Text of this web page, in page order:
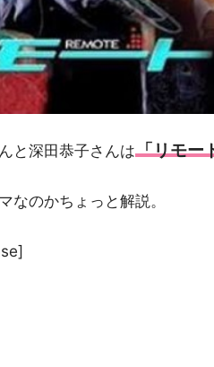
と深田恭子さんは「リモー
なのかちょっと解説。